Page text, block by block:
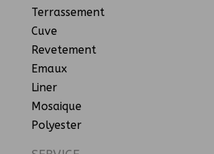
Terrassement
Cuve
Revetement
Emaux
Liner
Mosaique
Polyester